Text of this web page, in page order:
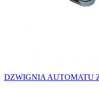
DZWIGNIA AUTOMATU